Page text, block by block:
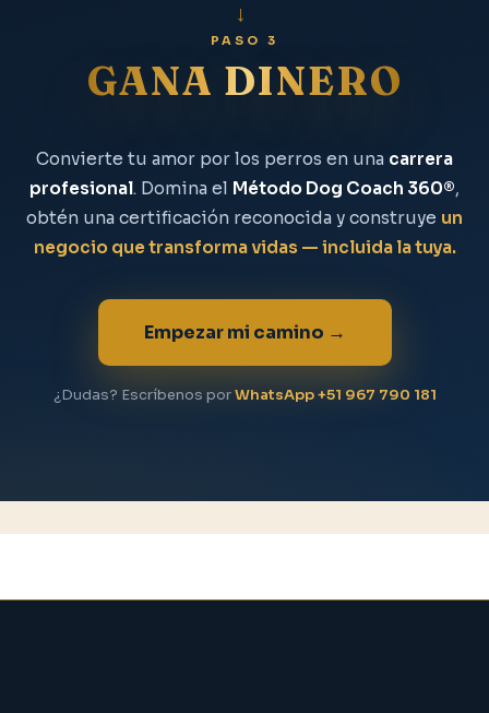
→
PASO 3
GANA DINERO
Convierte tu amor por los perros en una carrera
profesional. Domina el Método Dog Coach 360®,
obtén una certificación reconocida y construye un
negocio que transforma vidas — incluida la tuya.
Empezar mi camino →
¿Dudas? Escríbenos porWhatsApp +51 967 790 181